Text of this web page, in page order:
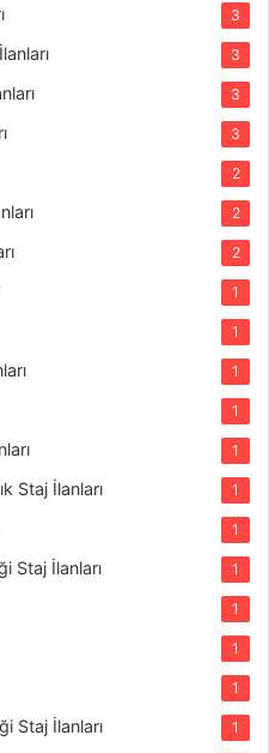
3
3
3
3
2
2
2
1
1
1
1
1
Staj İlanları 1
1
Staj İlanları 1
1
1
1
Staj İlanları 1